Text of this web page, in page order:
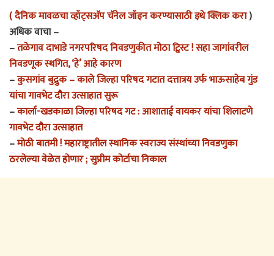
( दैनिक मावळचा व्हॉट्सअ‍ॅप चॅनेल जॉइन करण्यासाठी इथे क्लिक करा)
अधिक वाचा –
–तळेगाव दाभाडे नगरपरिषद निवडणुकीत मोठा ट्विस्ट ! सहा जागांवरील
निवडणूक स्थगित, ‘हे’ आहे कारण
–कुसगांव बुद्रुक – काले जिल्हा परिषद गटात दत्तात्रय उर्फ भाऊसाहेब गुंड
यांचा गावभेट दौरा उत्साहात सुरू
–कार्ला-खडकाळा जिल्हा परिषद गट : आशाताई वायकर यांचा शिलाटणे
गावभेट दौरा उत्साहात
–मोठी बातमी ! महाराष्ट्रातील स्थानिक स्वराज्य संस्थांच्या निवडणुका
ठरलेल्या वेळेत होणार ; सुप्रीम कोर्टाचा निकाल